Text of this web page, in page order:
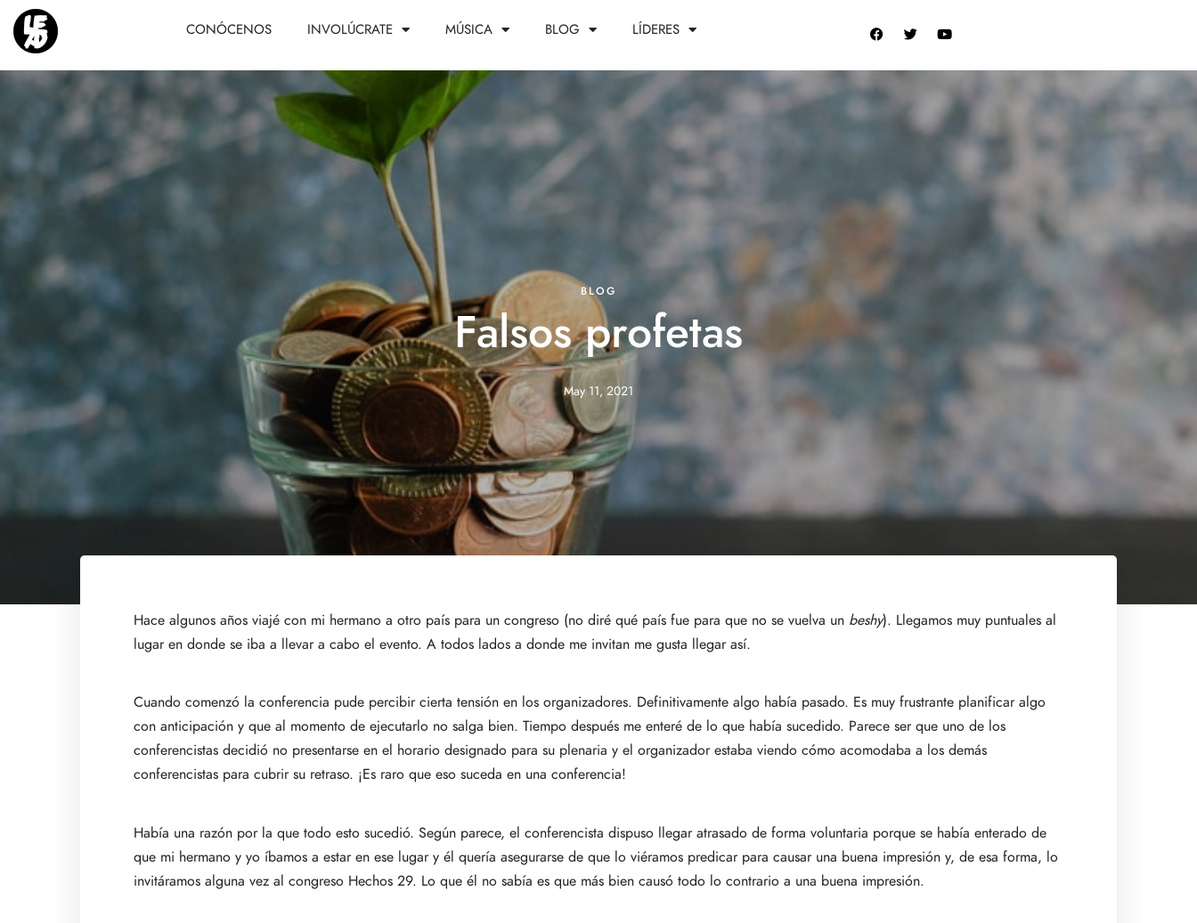
CONÓCENOS INVOLÚCRATE MÚSICA BLOG LÍDERES
BLOG
Falsos profetas
May 11, 2021
Hace algunos años viajé con mi hermano a otro país para un congreso (no diré qué país fue para que no se vuelva un beshy). Llegamos muy puntuales al
lugar en donde se iba a llevar a cabo el evento. A todos lados a donde me invitan me gusta llegar así.
Cuando comenzó la conferencia pude percibir cierta tensión en los organizadores. Definitivamente algo había pasado. Es muy frustrante planificar algo
con anticipación y que al momento de ejecutarlo no salga bien. Tiempo después me enteré de lo que había sucedido. Parece ser que uno de los
conferencistas decidió no presentarse en el horario designado para su plenaria y el organizador estaba viendo cómo acomodaba a los demás
conferencistas para cubrir su retraso. ¡Es raro que eso suceda en una conferencia!
Había una razón por la que todo esto sucedió. Según parece, el conferencista dispuso llegar atrasado de forma voluntaria porque se había enterado de
que mi hermano y yo íbamos a estar en ese lugar y él quería asegurarse de que lo viéramos predicar para causar una buena impresión y, de esa forma, lo
invitáramos alguna vez al congreso Hechos 29. Lo que él no sabía es que más bien causó todo lo contrario a una buena impresión.